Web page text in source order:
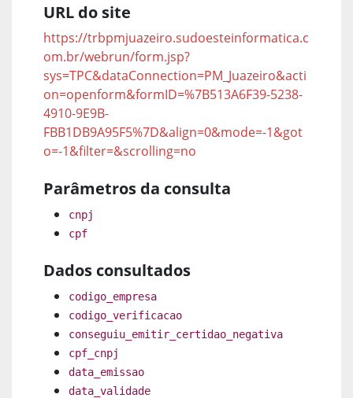
URL do site
https://trbpmjuazeiro.sudoesteinformatica.c
om.br/webrun/form.jsp?
sys=TPC&dataConnection=PM_Juazeiro&acti
on=openform&formID=%7B513A6F39-5238-
4910-9E9B-
FBB1DB9A95F5%7D&align=0&mode=-1&got
o=-1&filter=&scrolling=no
Parâmetros da consulta
cnpj
cpf
Dados consultados
codigo_empresa
codigo_verificacao
conseguiu_emitir_certidao_negativa
cpf_cnpj
data_emissao
data_validade